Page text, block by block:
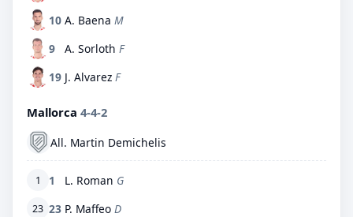
10 A. Baena M
9
A. Sorloth F
19 J. Alvarez F
Mallorca 4-4-2
All. Martin Demichelis
1 1 L. Roman G
23 23 P. Maffeo D